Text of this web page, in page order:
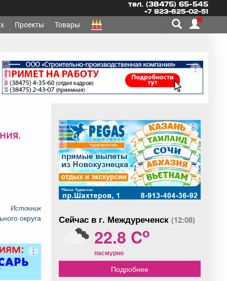
тел. (38475) 65-545
+7 923-625-02-51
Проекты Товары
реклама
Источник
округа
реклама
Сейчас в г. Междуреченск (12:08)
22.8 Co
пасмурно
Подробнее